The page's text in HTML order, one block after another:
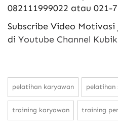
082111999022 atau 021-
Subscribe Video Motivasi
di Youtube Channel
pelatihan karyawan pelatihan
training karyawan training